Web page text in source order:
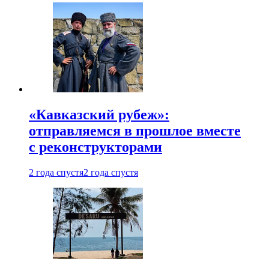
«Кавказский рубеж»:
отправляемся в прошлое вместе
с реконструкторами
2 года спустя2 года спустя